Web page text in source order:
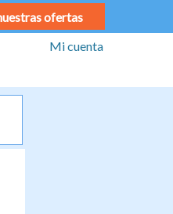
ofertas
Mi cuenta